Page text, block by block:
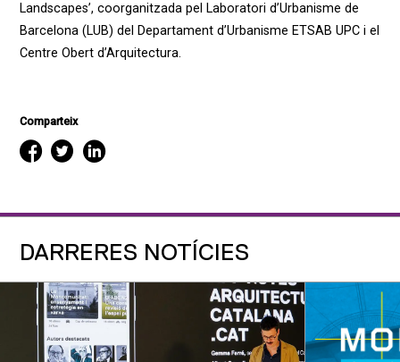
Landscapes’, coorganitzada pel Laboratori d’Urbanisme de
Barcelona (LUB) del Departament d’Urbanisme ETSAB UPC i el
Centre Obert d’Arquitectura.
Comparteix
DARRERES NOTÍCIES